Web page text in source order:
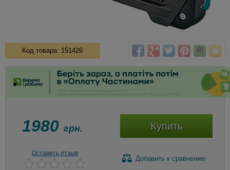
Код товара: 151426
1980 грн. Купить
Оставить отзыв
Добавить к сравнению